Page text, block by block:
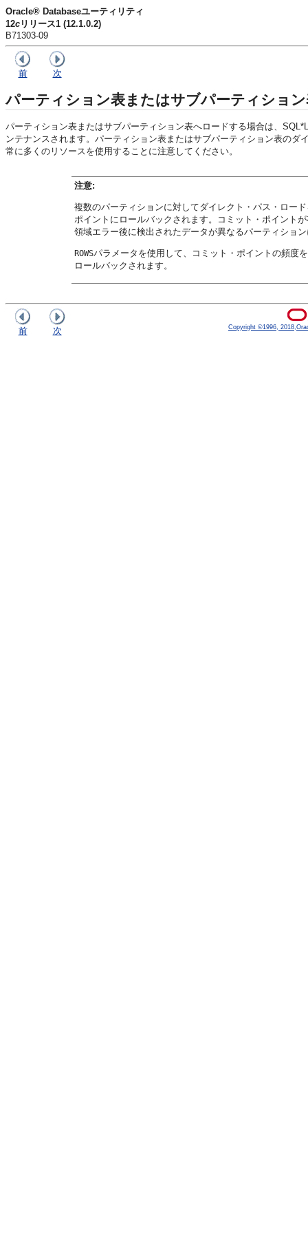
Oracle® Databaseユーティリティ
12c リリース1 (12.1.0.2)
B71303-09
前 次
パーティション表またはサブパーティショ
パーティション表またはサブパーティション表へロードする場合は、
ンテナンスされます。パーティション表またはサブパーティション表の
常に多くのリソースを使用することに注意してください。
注意:
複数のパーティションに対してダイレクト・パス・ロー
ポイントにロールバックされます。コミット・ポイント
領域エラー後に検出されたデータが異なるパーティショ
ROWSパラメータを使用して、コミット・ポイントの頻度
ロールバックされます。
前 次 Copyright ©1996,